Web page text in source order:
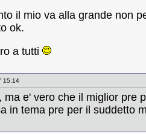
il mio va alla grande non
ok.
a tutti
15:14
ma e' vero che il miglior pre
in tema pre per il suddetto